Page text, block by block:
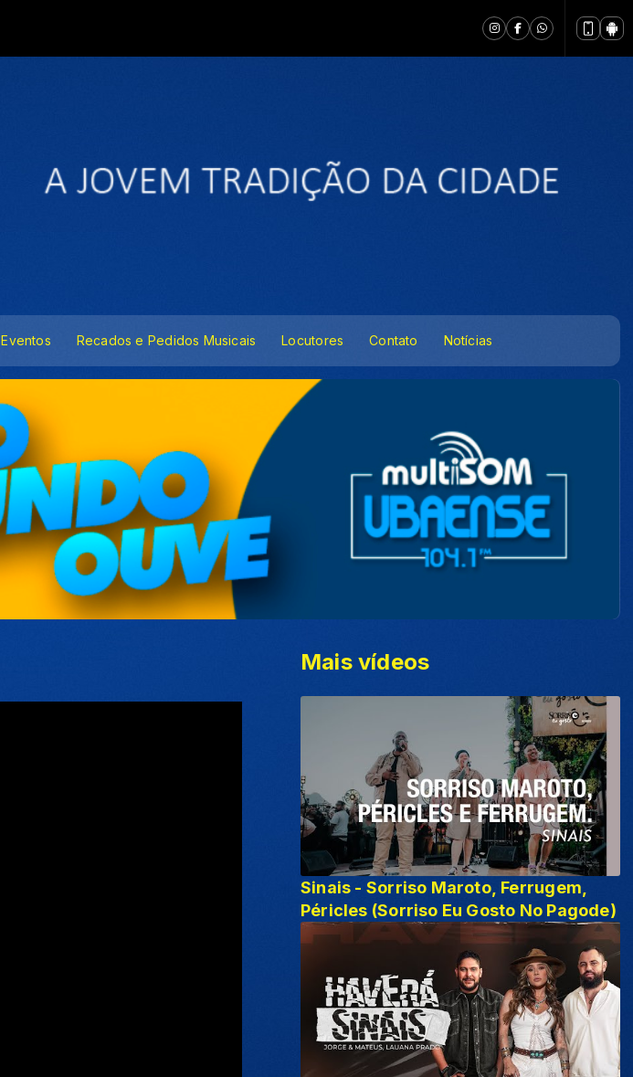
Eventos Recados e Pedidos Musicais Locutores Contato Notícias
Mais vídeos
Sinais - Sorriso Maroto, Ferrugem,
Péricles (Sorriso Eu Gosto No Pagode)